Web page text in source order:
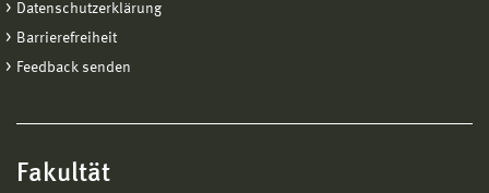
Datenschutzerklärung
Barrierefreiheit
Feedback senden
Fakultät